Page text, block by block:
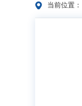
当前位置：